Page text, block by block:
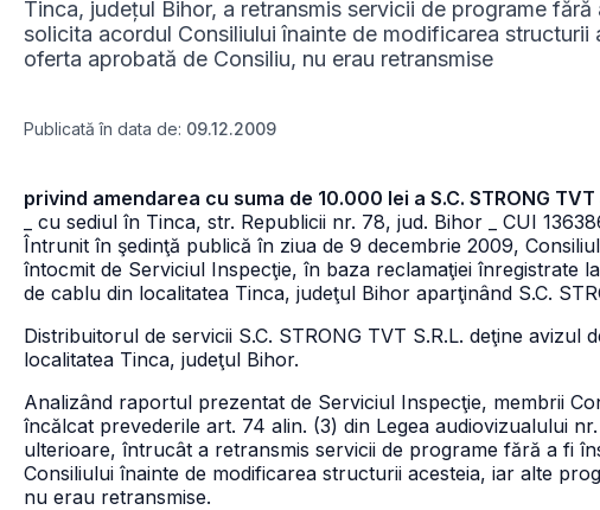
Tinca, județul Bihor, a retransmis servicii de programe
solicita acordul Consiliului înainte de modificarea
oferta aprobată de Consiliu, nu erau retransmise
Publicată în data de: 09.12.2009
privind amendarea cu suma de 10.000 lei a S.C. STRONG TVT
_ cu sediul în Tinca, str. Republicii nr. 78, jud. Bihor
_ CUI
Întrunit în şedinţă publică în ziua de 9 decembrie 2009,
întocmit de Serviciul Inspecţie, în baza reclamaţiei înregistrate
de cablu din localitatea Tinca, judeţul Bihor aparţinând S.C.
Distribuitorul de servicii S.C. STRONG TVT S.R.L. deţine
localitatea Tinca, judeţul Bihor.
Analizând raportul prezentat de Serviciul Inspecţie, membrii
încălcat prevederile art. 74 alin. (3) din Legea audiovizualului
ulterioare, întrucât a retransmis servicii de programe fără a fi
Consiliului înainte de modificarea structurii acesteia, iar alte
nu erau retransmise.